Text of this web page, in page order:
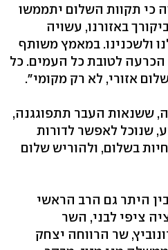
כי תקוות השלום יתממשו
באזורנו, עשויה
ולשכנינו. במאמץ משותף
הכרעה לטובת כל העמים. כל
אזורי, לא רק מקומי".
ששנאות העבר תתפוגגנה,
שנוכל לאפשר לדורות
בשלום, ולהוריש שלום
היתר גם הרב הראשי
ציפי לבני, השר
שר הרווחה יצחק